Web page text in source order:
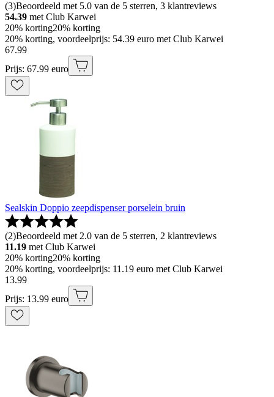
(3)Beoordeeld met 5.0 van de 5 sterren, 3 klantreviews
54.39 met Club Karwei
20% korting20% korting
20% korting, voordeelprijs: 54.39 euro met Club Karwei
67.99
Prijs: 67.99 euro
Sealskin Doppio zeepdispenser porselein bruin
(2)Beoordeeld met 2.0 van de 5 sterren, 2 klantreviews
11.19 met Club Karwei
20% korting20% korting
20% korting, voordeelprijs: 11.19 euro met Club Karwei
13.99
Prijs: 13.99 euro